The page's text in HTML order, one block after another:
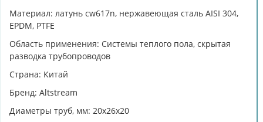
Материал: латунь cw617n, нержавеющая сталь AISI 304,
EPDM, PTFE
Область применения: Системы теплого пола, скрытая
разводка трубопроводов
Страна: Китай
Бренд: Altstream
Диаметры труб, мм: 20х26х20